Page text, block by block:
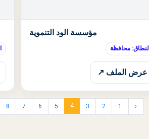
مؤسسة الود التنموية
النطاق: محافظة
عرض الملف ↗
‹
1
2
3
4
5
6
7
8